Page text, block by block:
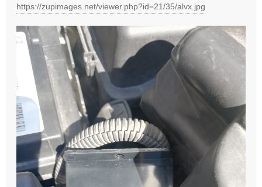
https://zupimages.net/viewer.php?id=21/35/alvx.jpg